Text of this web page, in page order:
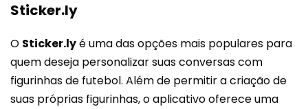
Sticker.ly
O Sticker.lyé uma das opções mais populares para
quem deseja personalizar suas conversas com
figurinhas de futebol. Além de permitir a criação de
suas próprias figurinhas, o aplicativo oferece uma